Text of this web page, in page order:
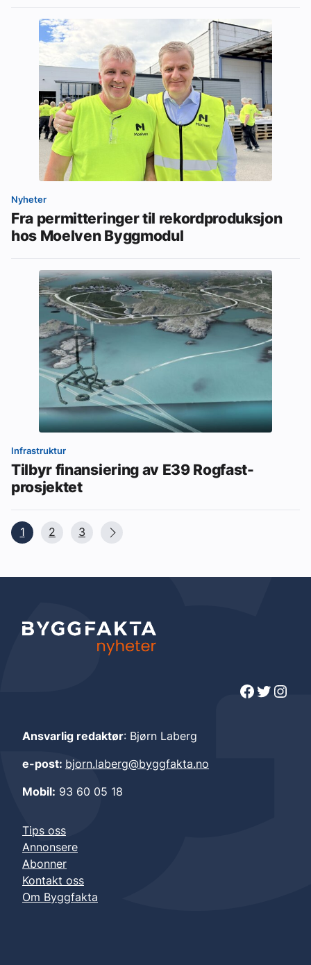
Nyheter
Fra permitteringer til rekordproduksjon
hos Moelven Byggmodul
Infrastruktur
Tilbyr finansiering av E39 Rogfast-
prosjektet
1 2 3
Facebook Twitter Instagram
Ansvarlig redaktør: Bjørn Laberg
e-post: bjorn.laberg@byggfakta.no
Mobil: 93 60 05 18
Tips oss
Annonsere
Abonner
Kontakt oss
Om Byggfakta